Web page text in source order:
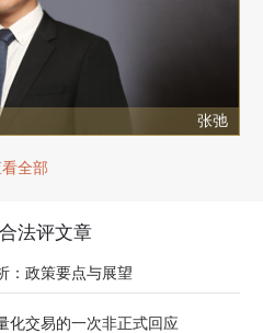
张弛
全部
法评文章
：政策要点与展望
交易的一次非正式回应